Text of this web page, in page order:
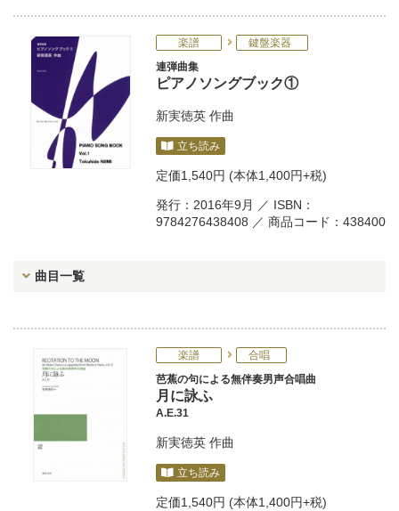
楽譜
鍵盤楽器
連弾曲集
ピアノソングブック①
新実徳英 作曲
立ち読み
定価1,540円 (本体1,400円+税)
発行：2016年9月 ／ ISBN：
9784276438408 ／ 商品コード：438400
曲目一覧
楽譜
合唱
芭蕉の句による無伴奏男声合唱曲
月に詠ふ
A.E.31
新実徳英 作曲
立ち読み
定価1,540円 (本体1,400円+税)